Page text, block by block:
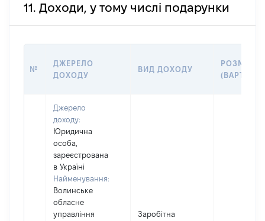
11. Доходи, у тому числі подарунки
№
ДЖЕРЕЛО
ДОХОДУ
ВИД ДОХОДУ
РОЗМІР
Джерело
доходу:
Юридична
особа,
зареєстрована
в Україні
Найменування:
Волинське
обласне
управління
Заробітна